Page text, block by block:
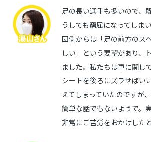
足の長い選手も多いので、
うしても窮屈になってしま
団側からは「足の前方のス
しい」という要望があり、
ました。私たちは車に関し
シートを後ろにズラせばい
えてしまっていたのですが
簡単な話でもないようで。
非常にご苦労をおかけした